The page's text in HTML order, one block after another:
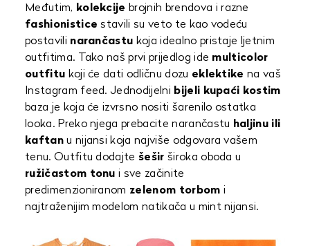
Međutim, kolekcije brojnih brendova i razne
fashionistice stavili su veto te kao vodeću
postavili narančastu koja idealno pristaje ljetnim
outfitima. Tako naš prvi prijedlog ide multicolor
outfitu koji će dati odličnu dozu eklektike na vaš
Instagram feed. Jednodijelni bijeli kupaći kostim
baza je koja će izvrsno nositi šarenilo ostatka
looka. Preko njega prebacite narančastu haljinu ili
kaftanu nijansi koja najviše odgovara vašem
tenu. Outfitu dodajte šešir široka oboda u
ružičastom tonu i sve začinite
predimenzioniranom zelenom torbom i
najtraženijim modelom natikača u mint nijansi.